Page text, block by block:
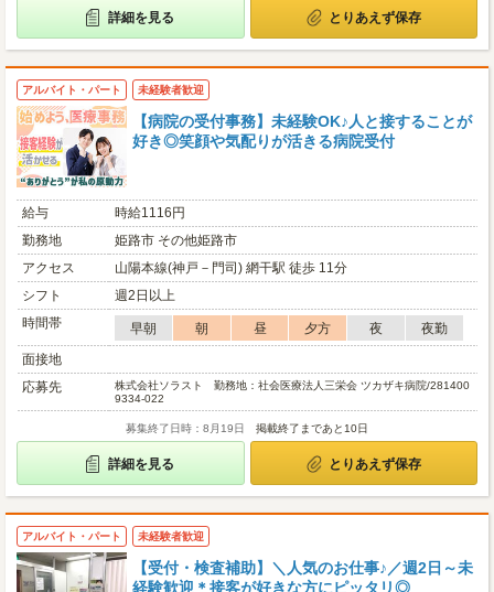
詳細を見る とりあえず保存
アルバイト・パート 未経験者歓迎
【病院の受付事務】未経験OK♪人と接することが
好き◎笑顔や気配りが活きる病院受付
給与
時給1116円
勤務地
姫路市 その他姫路市
アクセス
山陽本線(神戸－門司) 網干駅 徒歩 11分
シフト
週2日以上
時間帯
早朝 朝 昼 夕方 夜
夜勤
面接地
応募先
株式会社ソラスト 勤務地：社会医療法人三栄会 ツカザキ病院/281400
9334-022
募集終了日時：8月19日 掲載終了まであと10日
詳細を見る とりあえず保存
アルバイト・パート 未経験者歓迎
【受付・検査補助】＼人気のお仕事♪／週2日～未
経験歓迎＊接客が好きな方にピッタリ◎